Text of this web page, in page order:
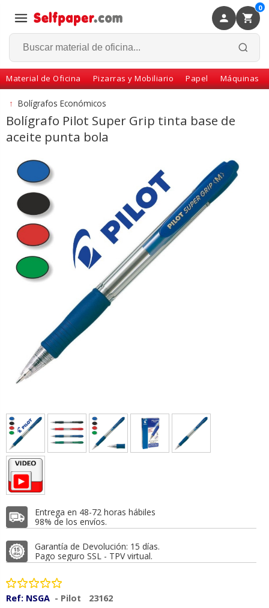
0
Material de Oficina Pizarras y Mobiliario Papel Máquinas
Volver
↑ Bolígrafos Económicos
Bolígrafo Pilot Super Grip tinta base de
aceite punta bola
Entrega en 48-72 horas hábiles
98% de los envíos.
Garantía de Devolución: 15 días.
Pago seguro SSL - TPV virtual.
Ref: NSGA - Pilot 23162